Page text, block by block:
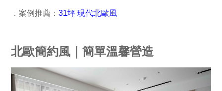
．案例推薦：31坪 現代北歐風
北歐簡約風｜簡單溫馨營造